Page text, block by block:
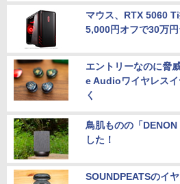
マウス、RTX 5060
5,000円オフで30万円
エントリーなのに脅
e Audioワイヤレス
く
鳥肌ものの「
した！
SOUNDPEATSのイ